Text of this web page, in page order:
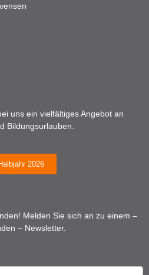
uns ein vielfältiges Angebot an
Bildungsurlauben.
2026
Melden Sie sich an zu einem –
– Newsletter.